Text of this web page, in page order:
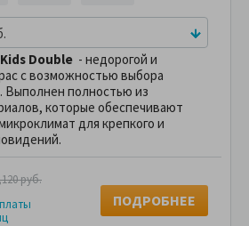
Double - недорогой и
с возможностью выбора
Выполнен полностью из
которые обеспечивают
для крепкого и
руб.
ПОДРОБНЕЕ